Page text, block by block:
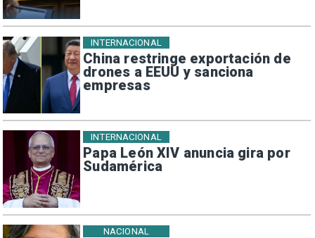
China restringe exportación de
drones a EEUU y sanciona
empresas
INTERNACIONAL
Papa León XIV anuncia gira por
Sudamérica
INTERNACIONAL
NACIONAL